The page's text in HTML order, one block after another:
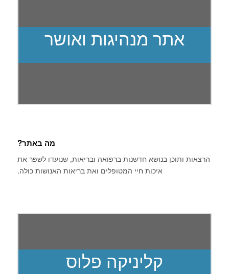
אתר מנהיגות ואושר
מה באתר?
הרצאות ותוכן בנושא חדשנות ברפואה ובריאות, שנועדו לשפר את
איכות חיי המטופלים ואת בריאות האנושות כולה.
קליניקה פלוס